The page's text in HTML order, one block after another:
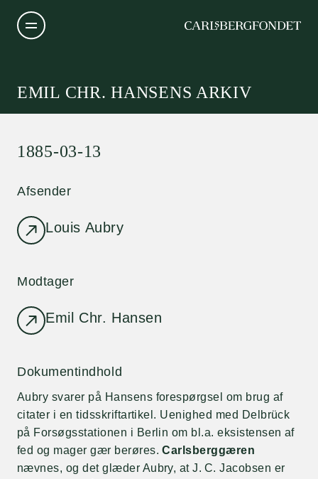
EMIL CHR. HANSENS ARKIV
1885-03-13
Afsender
Louis Aubry
Modtager
Emil Chr. Hansen
Dokumentindhold
Aubry svarer på Hansens forespørgsel om brug af
citater i en tidsskriftartikel. Uenighed med Delbrück
på Forsøgsstationen i Berlin om bl.a. eksistensen af
fed og mager gær berøres.Carlsberggæren
nævnes, og det glæder Aubry, at J. C. Jacobsen er